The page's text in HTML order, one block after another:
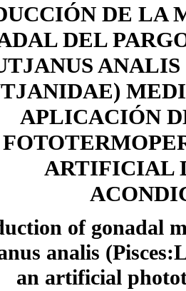
DE LA
DEL
ANALIS
APLICACIÓN
ARTIFICIAL
of gonadal
analis
an artificial